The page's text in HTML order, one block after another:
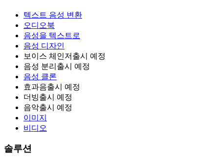
텍스트 음성 변환
오디오북
음성을 텍스트로
음성 디자인
보이스 체인저 출시 예정
음성 분리 출시 예정
음성 클론
효과음출시 예정
더빙출시 예정
음악출시 예정
이미지
비디오
솔루션